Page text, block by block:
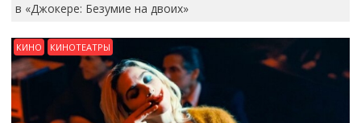
в «Джокере: Безумие на двоих»
КИНО КИНОТЕАТРЫ